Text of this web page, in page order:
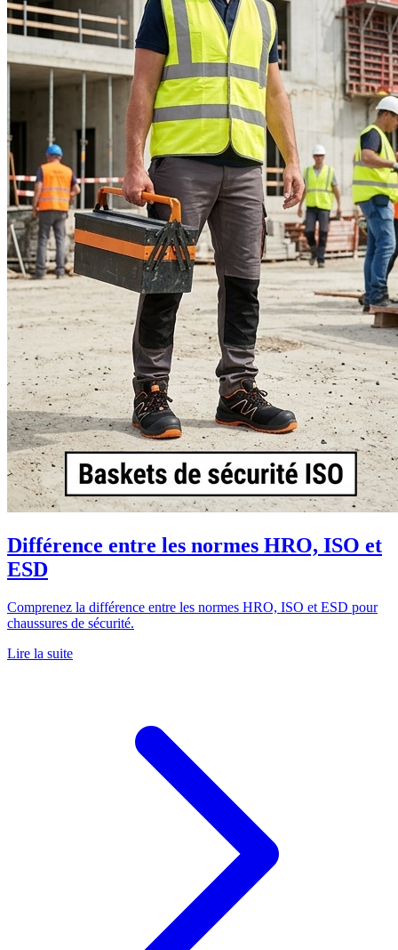
Différence entre les normes HRO, ISO et
ESD
Comprenez la différence entre les normes HRO, ISO et ESD pour
chaussures de sécurité.
Lire la suite